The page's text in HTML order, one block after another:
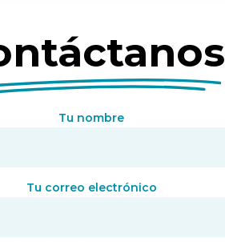
Tu nombre
Tu correo electrónico